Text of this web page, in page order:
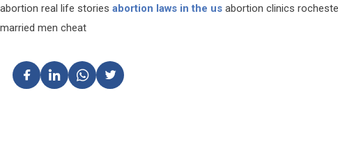
abortion real life stories abortion laws in the us abortion clinics
married men cheat